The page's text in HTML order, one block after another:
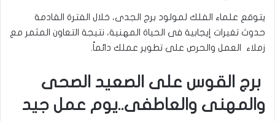
يتوقع علماء الفلك لمولود برج الجدى، خلال الفترة القادمة
حدوث تغيرات إيجابية فى الحياة المهنية، نتيجة التعاون المثمر مع
زملاء العمل والحرص على تطوير عملك دائماً.
برج القوس على الصعيد الصحى
والمهنى والعاطفى..يوم عمل جيد